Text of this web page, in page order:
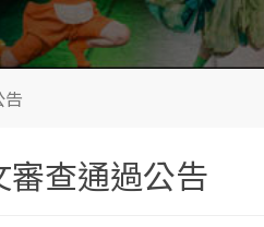
告
查通過公告